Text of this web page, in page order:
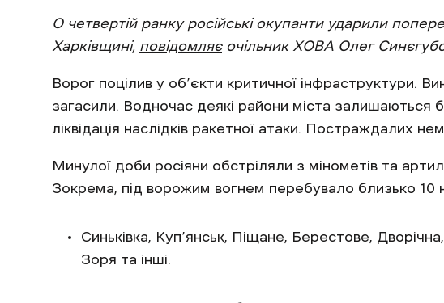
О четвертій ранку російські окупанти ударили
Харківщині, повідомляєочільник ХОВА Олег
Ворог поцілив у об’єкти критичної інфраструктури.
загасили. Водночас деякі райони міста залишаються
ліквідація наслідків ракетної атаки. Постраждалих
Минулої доби росіяни обстріляли з мінометів та
Зокрема, під ворожим вогнем перебувало близько 10
Синьківка, Куп’янськ, Піщане, Берестове,
Зоря та інші.